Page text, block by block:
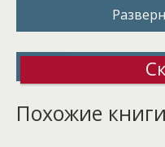
вылетела огненная
прямо в грудь…
Сперва героиню
швырнуло на пол.
Похожие